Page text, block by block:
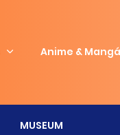
Anime & Mangá
MUSEUM